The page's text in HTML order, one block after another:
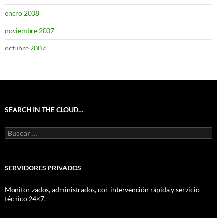
enero 2008
noviembre 2007
octubre 2007
SEARCH IN THE CLOUD…
Buscar:
SERVIDORES PRIVADOS
Monitorizados, administrados, con intervención rápida y servicio
técnico 24×7.